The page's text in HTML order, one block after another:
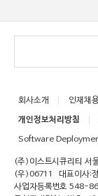
회사소개 인재채
개인정보처리방침
Software
(주)이스트시큐리티 서
(우)06711
대표이사:
사업자등록번호 548-